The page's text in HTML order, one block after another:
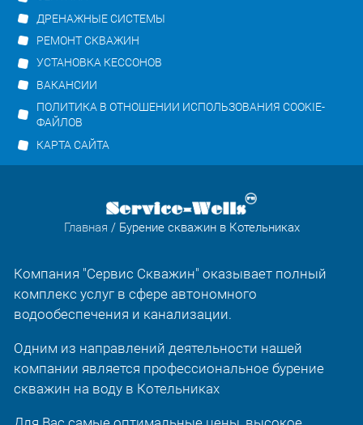
ДРЕНАЖНЫЕ СИСТЕМЫ
РЕМОНТ СКВАЖИН
УСТАНОВКА КЕССОНОВ
ВАКАНСИИ
ПОЛИТИКА В ОТНОШЕНИИ ИСПОЛЬЗОВАНИЯ COOKIE-
ФАЙЛОВ
КАРТА САЙТА
Главная / Бурение скважин в Котельниках
Компания "Сервис Скважин" оказывает полный
комплекс услуг в сфере автономного
водообеспечения и канализации.
Одним из направлений деятельности нашей
компании является профессиональное бурение
скважин на воду в Котельниках